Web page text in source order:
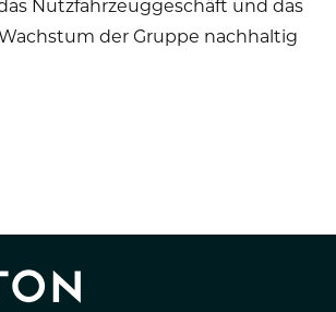
der Gruppe nachhaltig